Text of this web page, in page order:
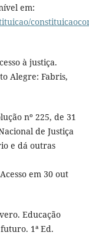
em:
à justiça.
Alegre: Fabris,
nº 225, de 31
de Justiça
e dá outras
em 30 out
Educação
1ª Ed.